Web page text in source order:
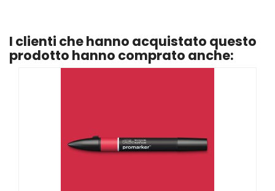
I clienti che hanno acquistato questo
prodotto hanno comprato anche: